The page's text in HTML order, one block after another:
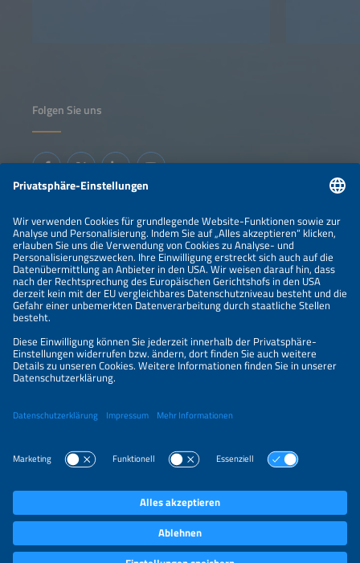
Folgen Sie uns
Informationen
IMPRESSUM
KONTAKT
ÜBER UNS
VERANSTALTER
PREISÜBERSICHT
DATENSCHUTZERKLÄRUNG